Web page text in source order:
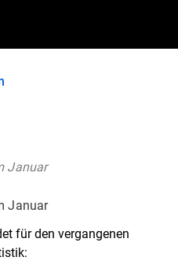
Januar
Januar
für den vergangenen